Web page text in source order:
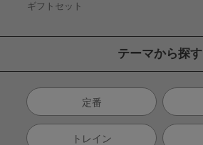
ギフトセット
テーマから探す
定番
トレイン